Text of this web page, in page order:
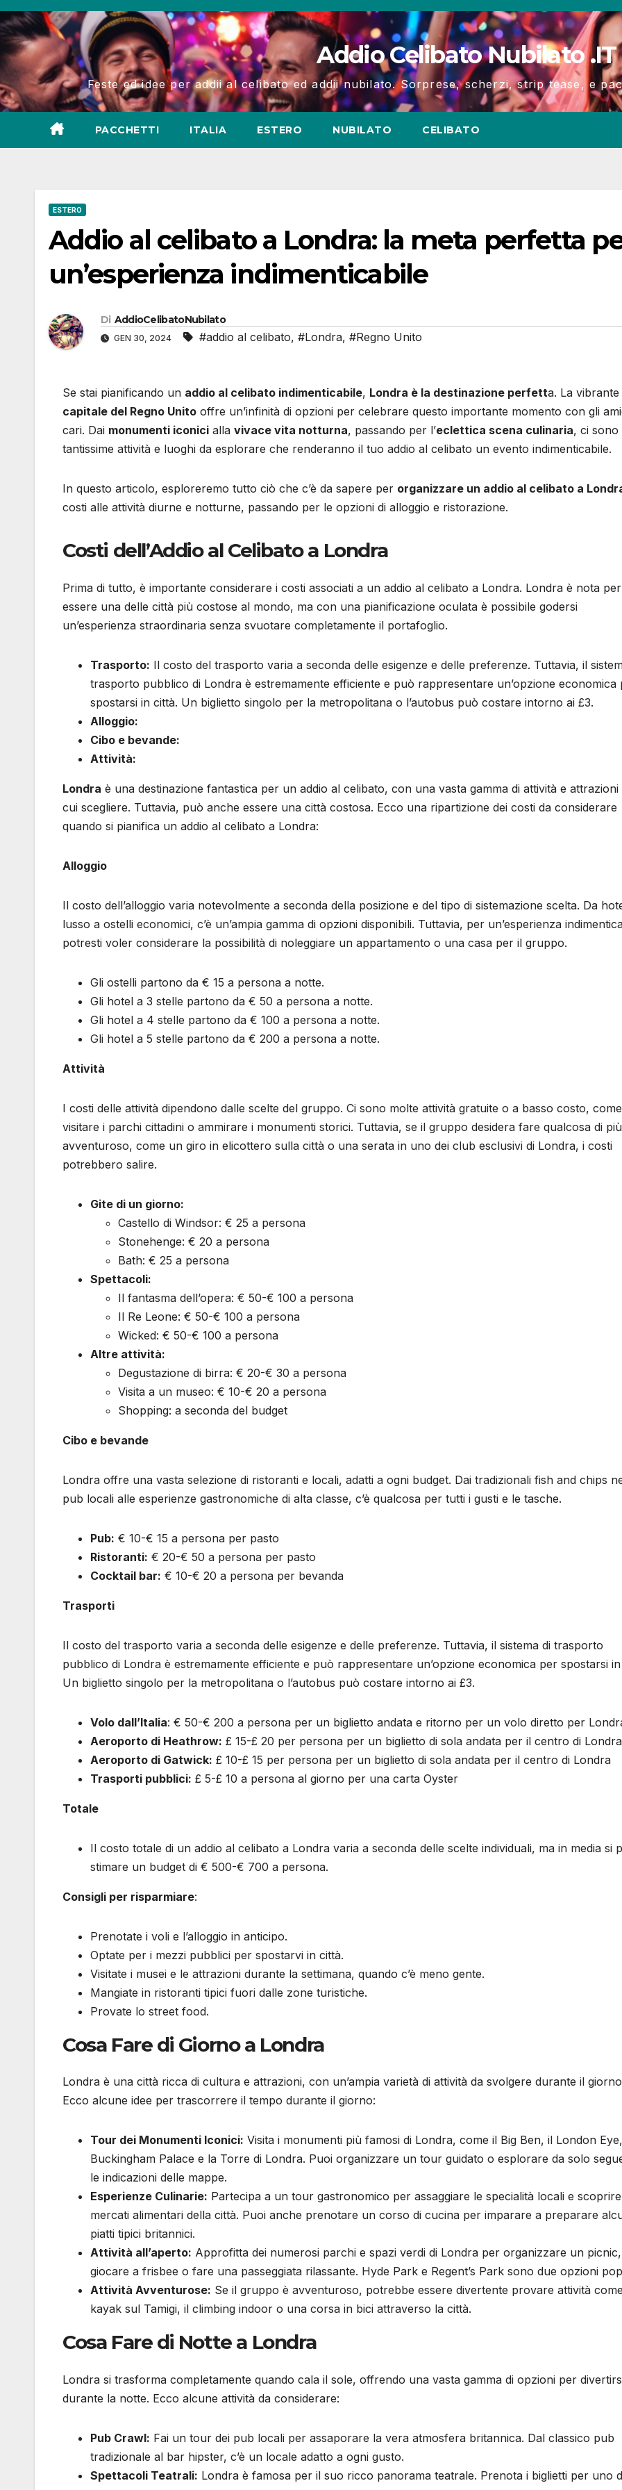
Salta
al
contenuto
Addio Celibato Nubilato .IT
Feste ed idee per addii al celibato ed addii nubilato. Sorprese, scherzi, strip tease, e
PACCHETTI ITALIA ESTERO NUBILATO CELIBATO
ESTERO
Addio al celibato a Londra: la meta perfetta
un’esperienza indimenticabile
Di AddioCelibatoNubilato
GEN 30, 2024 #addio al celibato, #Londra, #Regno Unito
Se stai pianificando un addio al celibato indimenticabile, Londra è la destinazione perfetta. La vibrante
capitale del Regno Unito offre un’infinità di opzioni per celebrare questo importante momento con gli
cari. Dai monumenti iconici alla vivace vita notturna, passando per l’eclettica scena culinaria, ci sono
tantissime attività e luoghi da esplorare che renderanno il tuo addio al celibato un evento indimenticabile.
In questo articolo, esploreremo tutto ciò che c’è da sapere per organizzare un addio al celibato a
costi alle attività diurne e notturne, passando per le opzioni di alloggio e ristorazione.
Costi dell’Addio al Celibato a Londra
Prima di tutto, è importante considerare i costi associati a un addio al celibato a Londra. Londra è nota per
essere una delle città più costose al mondo, ma con una pianificazione oculata è possibile godersi
un’esperienza straordinaria senza svuotare completamente il portafoglio.
Trasporto: Il costo del trasporto varia a seconda delle esigenze e delle preferenze. Tuttavia, il
trasporto pubblico di Londra è estremamente efficiente e può rappresentare un’opzione economica
spostarsi in città. Un biglietto singolo per la metropolitana o l’autobus può costare intorno ai £3.
Alloggio:
Cibo e bevande:
Attività:
Londra è una destinazione fantastica per un addio al celibato, con una vasta gamma di attività e attrazioni
cui scegliere. Tuttavia, può anche essere una città costosa. Ecco una ripartizione dei costi da considerare
quando si pianifica un addio al celibato a Londra:
Alloggio
Il costo dell’alloggio varia notevolmente a seconda della posizione e del tipo di sistemazione scelta. Da
lusso a ostelli economici, c’è un’ampia gamma di opzioni disponibili. Tuttavia, per un’esperienza
potresti voler considerare la possibilità di noleggiare un appartamento o una casa per il gruppo.
Gli ostelli partono da € 15 a persona a notte.
Gli hotel a 3 stelle partono da € 50 a persona a notte.
Gli hotel a 4 stelle partono da € 100 a persona a notte.
Gli hotel a 5 stelle partono da € 200 a persona a notte.
Attività
I costi delle attività dipendono dalle scelte del gruppo. Ci sono molte attività gratuite o a basso costo, come
visitare i parchi cittadini o ammirare i monumenti storici. Tuttavia, se il gruppo desidera fare qualcosa di più
avventuroso, come un giro in elicottero sulla città o una serata in uno dei club esclusivi di Londra, i costi
potrebbero salire.
Gite di un giorno:
Castello di Windsor: € 25 a persona
Stonehenge: € 20 a persona
Bath: € 25 a persona
Spettacoli:
Il fantasma dell’opera: € 50-€ 100 a persona
Il Re Leone: € 50-€ 100 a persona
Wicked: € 50-€ 100 a persona
Altre attività:
Degustazione di birra: € 20-€ 30 a persona
Visita a un museo: € 10-€ 20 a persona
Shopping: a seconda del budget
Cibo e bevande
Londra offre una vasta selezione di ristoranti e locali, adatti a ogni budget. Dai tradizionali fish and chips
pub locali alle esperienze gastronomiche di alta classe, c’è qualcosa per tutti i gusti e le tasche.
Pub: € 10-€ 15 a persona per pasto
Ristoranti: € 20-€ 50 a persona per pasto
Cocktail bar: € 10-€ 20 a persona per bevanda
Trasporti
Il costo del trasporto varia a seconda delle esigenze e delle preferenze. Tuttavia, il sistema di trasporto
pubblico di Londra è estremamente efficiente e può rappresentare un’opzione economica per spostarsi
Un biglietto singolo per la metropolitana o l’autobus può costare intorno ai £3.
Volo dall’Italia: € 50-€ 200 a persona per un biglietto andata e ritorno per un volo diretto per
Aeroporto di Heathrow: £ 15-£ 20 per persona per un biglietto di sola andata per il centro di Londra
Aeroporto di Gatwick: £ 10-£ 15 per persona per un biglietto di sola andata per il centro di Londra
Trasporti pubblici: £ 5-£ 10 a persona al giorno per una carta Oyster
Totale
Il costo totale di un addio al celibato a Londra varia a seconda delle scelte individuali, ma in media si
stimare un budget di € 500-€ 700 a persona.
Consigli per risparmiare:
Prenotate i voli e l’alloggio in anticipo.
Optate per i mezzi pubblici per spostarvi in città.
Visitate i musei e le attrazioni durante la settimana, quando c’è meno gente.
Mangiate in ristoranti tipici fuori dalle zone turistiche.
Provate lo street food.
Cosa Fare di Giorno a Londra
Londra è una città ricca di cultura e attrazioni, con un’ampia varietà di attività da svolgere durante il
Ecco alcune idee per trascorrere il tempo durante il giorno:
Tour dei Monumenti Iconici: Visita i monumenti più famosi di Londra, come il Big Ben, il London
Buckingham Palace e la Torre di Londra. Puoi organizzare un tour guidato o esplorare da solo
le indicazioni delle mappe.
Esperienze Culinarie: Partecipa a un tour gastronomico per assaggiare le specialità locali e
mercati alimentari della città. Puoi anche prenotare un corso di cucina per imparare a preparare
piatti tipici britannici.
Attività all’aperto: Approfitta dei numerosi parchi e spazi verdi di Londra per organizzare un picnic,
giocare a frisbee o fare una passeggiata rilassante. Hyde Park e Regent’s Park sono due opzioni
Attività Avventurose: Se il gruppo è avventuroso, potrebbe essere divertente provare attività
kayak sul Tamigi, il climbing indoor o una corsa in bici attraverso la città.
Cosa Fare di Notte a Londra
Londra si trasforma completamente quando cala il sole, offrendo una vasta gamma di opzioni per
durante la notte. Ecco alcune attività da considerare:
Pub Crawl: Fai un tour dei pub locali per assaporare la vera atmosfera britannica. Dal classico pub
tradizionale al bar hipster, c’è un locale adatto a ogni gusto.
Spettacoli Teatrali: Londra è famosa per il suo ricco panorama teatrale. Prenota i biglietti per uno